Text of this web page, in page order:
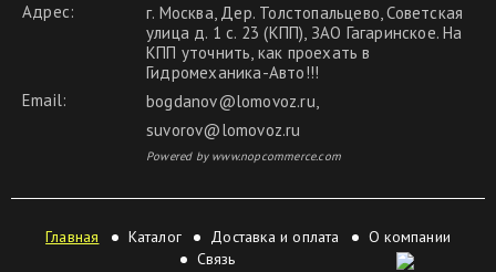
Адрес:
г. Москва, Дер. Толстопальцево, Советская
улица д. 1 с. 23 (КПП), ЗАО Гагаринское. На
КПП уточнить, как проехать в
Гидромеханика-Авто!!!
Email:
bogdanov@lomovoz.ru,
suvorov@lomovoz.ru
Powered by www.nopcommerce.com
Главная Каталог Доставка и оплата
О компании
Связь